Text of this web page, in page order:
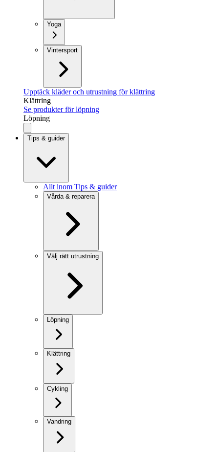
Yoga
Vintersport
Upptäck kläder och utrustning för klättring
Klättring
Se produkter för löpning
Löpning
Tips & guider
Allt inom Tips & guider
Vårda & reparera
Välj rätt utrustning
Löpning
Klättring
Cykling
Vandring